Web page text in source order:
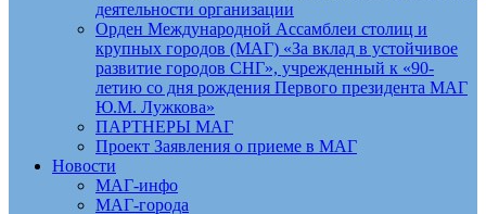
деятельности организации
Орден Международной Ассамблеи столиц и
крупных городов (МАГ) «За вклад в устойчивое
развитие городов СНГ», учрежденный к «90-
летию со дня рождения Первого президента МАГ
Ю.М. Лужкова»
ПАРТНЕРЫ МАГ
Проект Заявления о приеме в МАГ
Новости
МАГ-инфо
МАГ-города